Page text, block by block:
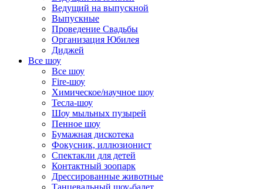
Ведущий на выпускной
Выпускные
Проведение Свадьбы
Организация Юбилея
Диджей
Все шоу
Все шоу
Fire-шоу
Химическое/научное шоу
Тесла-шоу
Шоу мыльных пузырей
Пенное шоу
Бумажная дискотека
Фокусник, иллюзионист
Спектакли для детей
Контактный зоопарк
Дрессированные животные
Танцевальный шоу-балет